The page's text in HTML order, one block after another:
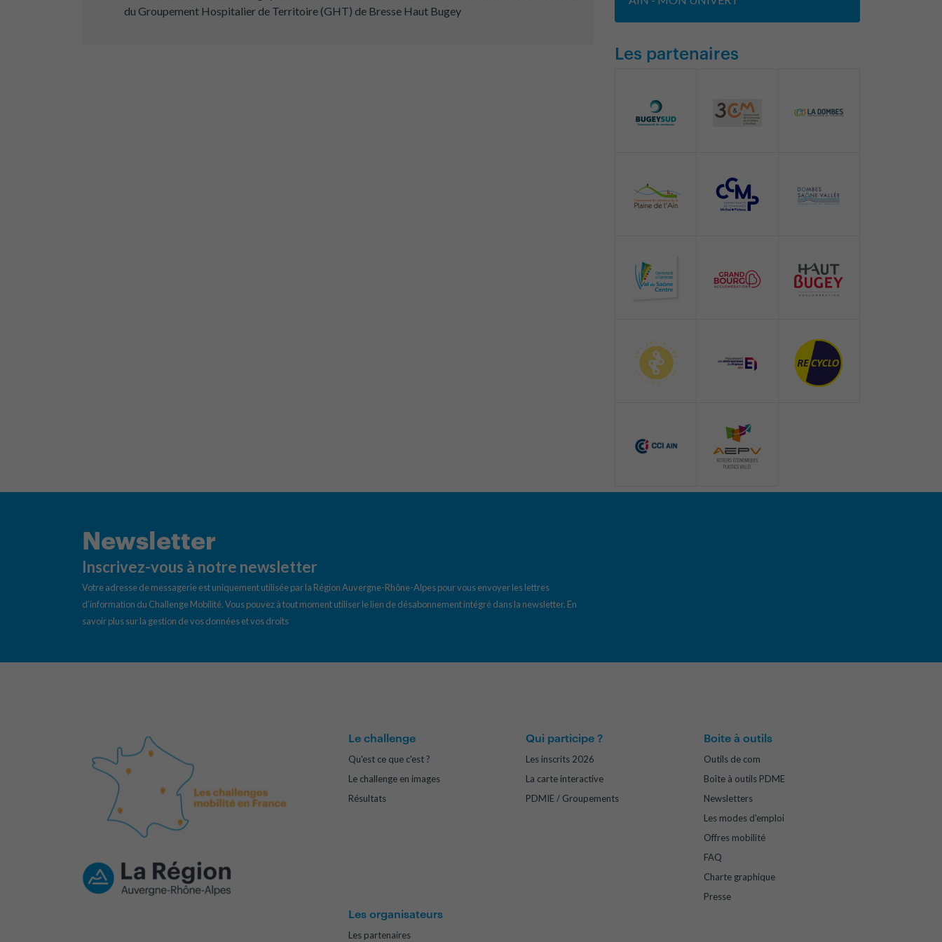
du Groupement Hospitalier de Territoire (GHT) de Bresse Haut Bugey
Les partenaires
Newsletter
Inscrivez-vous à notre newsletter
Votre adresse de messagerie est uniquement utilisée par la Région Auvergne-Rhône-Alpes pour vous envoyer les lettres
d’information du Challenge Mobilité. Vous pouvez à tout moment utiliser le lien de désabonnement intégré dans la newsletter. En
savoir plus sur la gestion de vos données et vos droits
Le challenge
Qu'est ce que c'est ?
Le challenge en images
Résultats
Qui participe ?
Les inscrits 2026
La carte interactive
PDMIE / Groupements
Boite à outils
Outils de com
Boîte à outils PDME
Newsletters
Les modes d'emploi
Offres mobilité
FAQ
Charte graphique
Presse
Les organisateurs
Les partenaires